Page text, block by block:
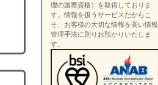
理の国際資格）を取得しておりま
す。情報を扱うサービスだからこ
そ、お客様の大切な情報を高い情報
管理手法に則りお預かりいたしま
す。